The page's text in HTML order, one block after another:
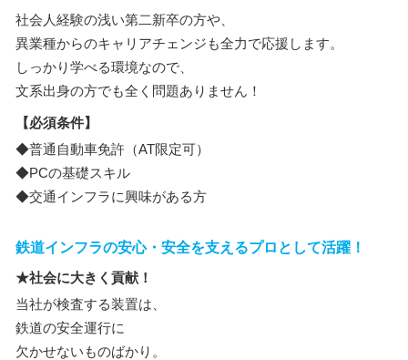
社会人経験の浅い第二新卒の方や、
異業種からのキャリアチェンジも全力で応援します。
しっかり学べる環境なので、
文系出身の方でも全く問題ありません！
【必須条件】
◆普通自動車免許（AT限定可）
◆PCの基礎スキル
◆交通インフラに興味がある方
鉄道インフラの安心・安全を支えるプロとして活躍！
★社会に大きく貢献！
当社が検査する装置は、
鉄道の安全運行に
欠かせないものばかり。